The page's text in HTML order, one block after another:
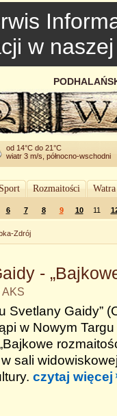
w
od 14°C do 21°C
wiatr 3 m/s, północno-wschodni
Rozmaitości
6 7 8 9 10 11
Zdrój
-
Svetlany Gaidy”
w Nowym
sali
czytaj więcej